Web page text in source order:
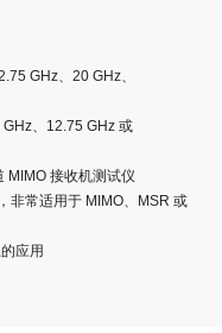
GHz、20 GHz、
、12.75 GHz 或
MIMO 接收机测试仪
非常适用于 MIMO、MSR 或
应用